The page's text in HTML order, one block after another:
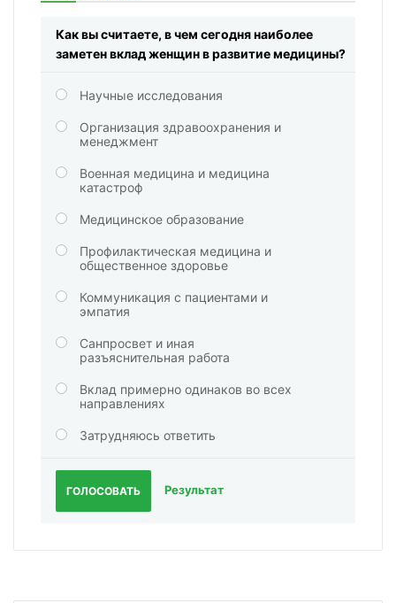
Как вы считаете, в чем сегодня наиболее
заметен вклад женщин в развитие медицины?
Научные исследования
Организация здравоохранения и
менеджмент
Военная медицина и медицина
катастроф
Медицинское образование
Профилактическая медицина и
общественное здоровье
Коммуникация с пациентами и
эмпатия
Санпросвет и иная
разъяснительная работа
Вклад примерно одинаков во всех
направлениях
Затрудняюсь ответить
ГОЛОСОВАТЬ Результат